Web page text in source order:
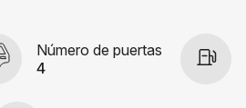
Número de puertas
4